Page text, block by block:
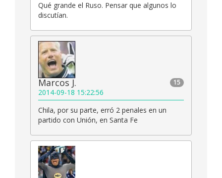
Qué grande el Ruso. Pensar que algunos lo
discutían.
15
Marcos J.
2014-09-18 15:22:56
Chila, por su parte, erró 2 penales en un
partido con Unión, en Santa Fe